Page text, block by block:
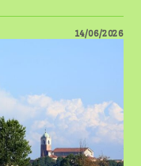
14/06/2026